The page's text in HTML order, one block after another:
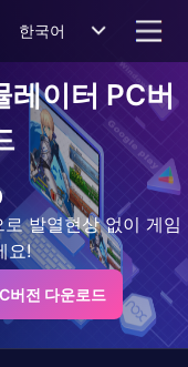
한국어
레이터 PC버
발열현상 없이 게임
요!
버전 다운로드